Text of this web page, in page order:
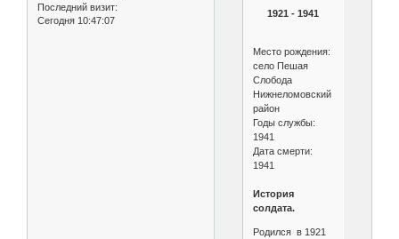
Последний визит:
Сегодня 10:47:07
1921 - 1941
Место рождения:
село Пешая
Слобода
Нижнеломовский
район
Годы службы:
1941
Дата смерти:
1941
История
солдата.
Родился в 1921